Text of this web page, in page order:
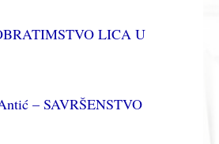
LICA U
– SAVRŠENSTVO